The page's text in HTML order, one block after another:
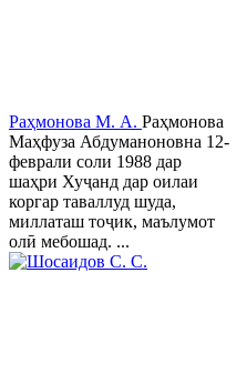
Раҳмонова М. А. Раҳмонова
Маҳфуза Абдуманоновна 12-
феврали соли 1988 дар
шаҳри Хуҷанд дар оилаи
коргар таваллуд шуда,
миллаташ тоҷик, маълумот
олӣ мебошад. ...